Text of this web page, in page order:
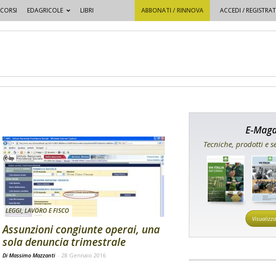
CORSI EDAGRICOLE LIBRI ABBONATI / RINNOVA ACCEDI /
LEGGI, LAVORO E FISCO
Assunzioni congiunte operai, una
sola denuncia trimestrale
Di Massimo Mazzanti - 28 Gennaio 2016
E-
Tecniche, prodotti e